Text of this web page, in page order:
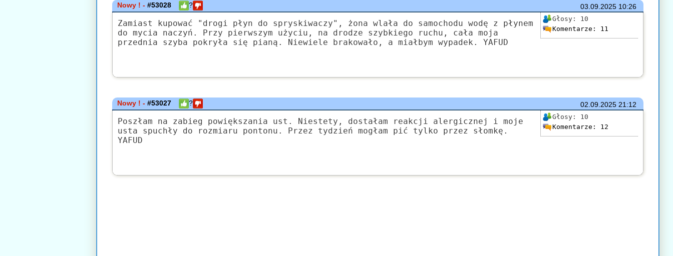
03.09.202510:26
Nowy ! -#53028 ?
Głosy: 10
Komentarze: 11
Zamiast kupować "drogi płyn do spryskiwaczy", żona wlała do samochodu wodę z płynem
do mycia naczyń. Przy pierwszym użyciu, na drodze szybkiego ruchu, cała moja
przednia szyba pokryła się pianą. Niewiele brakowało, a miałbym wypadek. YAFUD
02.09.202521:12
Nowy ! -#53027 ?
Głosy: 10
Komentarze: 12
Poszłam na zabieg powiększania ust. Niestety, dostałam reakcji alergicznej i moje
usta spuchły do rozmiaru pontonu. Przez tydzień mogłam pić tylko przez słomkę.
YAFUD